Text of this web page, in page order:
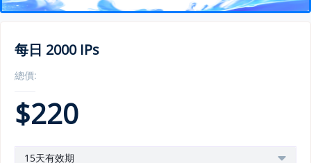
每日 2000 IPs
總價:
$220
15天有效期